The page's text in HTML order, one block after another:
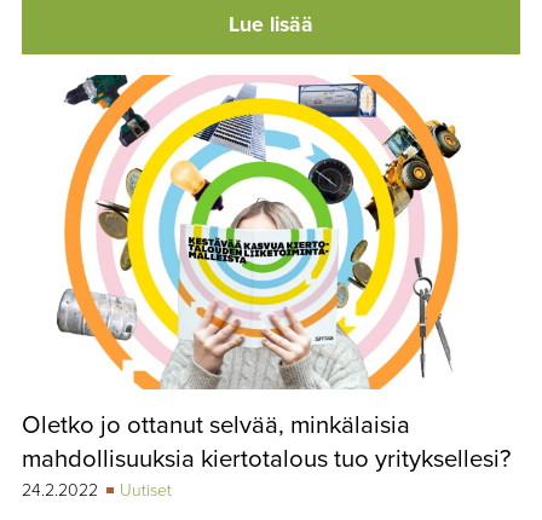
Lue lisää
Oletko jo ottanut selvää, minkälaisia
mahdollisuuksia kiertotalous tuo yrityksellesi?
24.2.2022
Uutiset